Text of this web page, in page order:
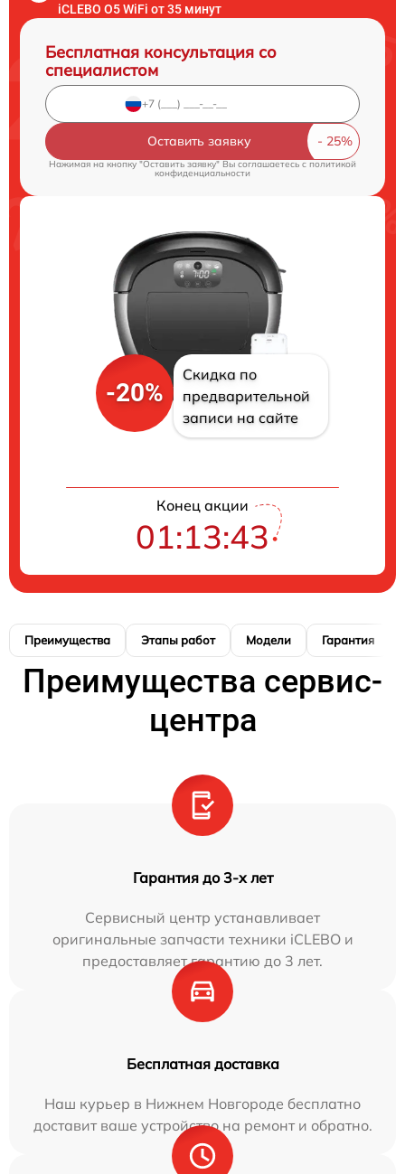
iCLEBO O5 WiFi от 35 минут
Бесплатная консультация со
специалистом
Оставить заявку
Нажимая на кнопку "Оставить заявку" Вы соглашаетесь cполитикой
конфиденциальности
-20%
Скидка по
предварительной
записи на сайте
Конец акции
01:13:42
Преимущества Этапы работ Модели Гарантия
Преимущества сервис-
центра
Гарантия до 3-х лет
Сервисный центр устанавливает
оригинальные запчасти техники iCLEBO и
предоставляет гарантию до 3 лет.
Бесплатная доставка
Наш курьер в Нижнем Новгороде бесплатно
доставит ваше устройство на ремонт и обратно.